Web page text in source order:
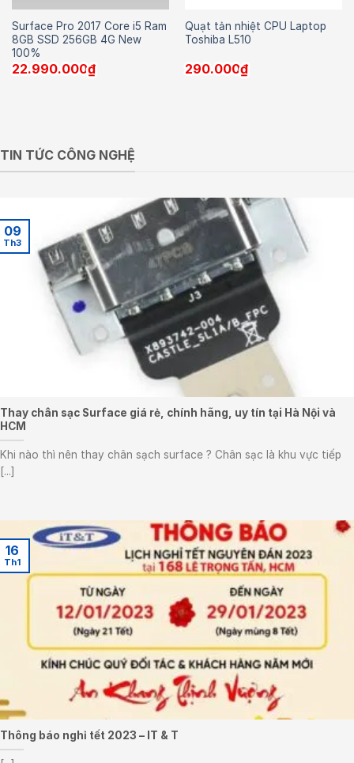
Surface Pro 2017 Core i5 Ram
8GB SSD 256GB 4G New
100%
22.990.000₫
Quạt tản nhiệt CPU Laptop
Toshiba L510
290.000₫
TIN TỨC CÔNG NGHỆ
Thay chân sạc Surface giá rẻ, chính hãng, uy tín tại Hà Nội và
HCM
Khi nào thì nên thay chân sạch surface ? Chân sạc là khu vực tiếp
[...]
09
Th3
Thông báo nghỉ tết 2023 – IT & T
16
Th1